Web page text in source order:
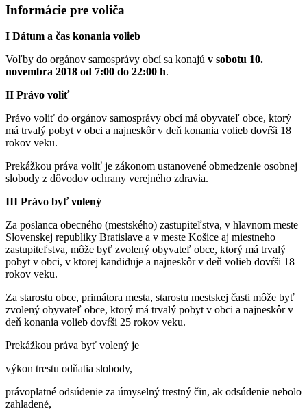
Informácie pre voliča
I Dátum a čas konania volieb
Voľby do orgánov samosprávy obcí sa konajú v sobotu 10.
novembra 2018 od 7:00 do 22:00 h.
II Právo voliť
Právo voliť do orgánov samosprávy obcí má obyvateľ obce, ktorý
má trvalý pobyt v obci a najneskôr v deň konania volieb dovŕši 18
rokov veku.
Prekážkou práva voliť je zákonom ustanovené obmedzenie osobnej
slobody z dôvodov ochrany verejného zdravia.
III Právo byť volený
Za poslanca obecného (mestského) zastupiteľstva, v hlavnom meste
Slovenskej republiky Bratislave a v meste Košice aj miestneho
zastupiteľstva, môže byť zvolený obyvateľ obce, ktorý má trvalý
pobyt v obci, v ktorej kandiduje a najneskôr v deň volieb dovŕši 18
rokov veku.
Za starostu obce, primátora mesta, starostu mestskej časti môže byť
zvolený obyvateľ obce, ktorý má trvalý pobyt v obci a najneskôr v
deň konania volieb dovŕši 25 rokov veku.
Prekážkou práva byť volený je
výkon trestu odňatia slobody,
právoplatné odsúdenie za úmyselný trestný čin, ak odsúdenie nebolo
zahladené,